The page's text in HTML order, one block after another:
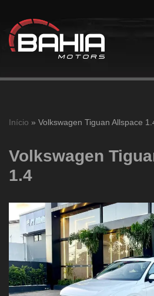
Pular
para
Início » Volkswagen Tiguan Allspace
Volkswagen
1.4